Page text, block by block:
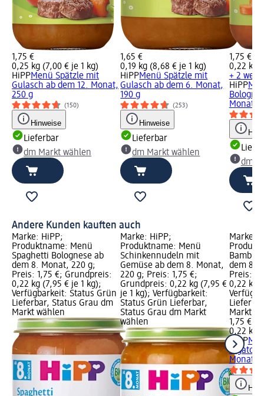
1,75 €
0,25 kg (7,00 € je 1 kg)
HiPPMenü Spätzle mit
Gulasch ab dem 12. Monat,
250 g
(150)
Hinweise
Lieferbar
dm Markt wählen
1,65 €
0,19 kg (8,68 € je 1 kg)
HiPPMenü Spätzle mit
Gulasch ab dem 6. Monat,
190 g
(253)
Hinweise
Lieferbar
dm Markt wählen
1,75 €
0,22 kg
+ 2
HiPP
Monat,
dm
Andere Kunden kauften auch
Marke: HiPP;
Produktname: Menü
Spaghetti Bolognese ab
dem 8. Monat, 220 g;
Preis: 1,75 €; Grundpreis:
0,22 kg (7,95 € je 1 kg);
Verfügbarkeit: Status Grün
Lieferbar, Status Grau dm
Markt wählen
Marke: HiPP;
Produktname: Menü
Schinkennudeln mit
Gemüse ab dem 8. Monat,
220 g; Preis: 1,75 €;
Grundpreis: 0,22 kg (7,95 €
je 1 kg); Verfügbarkeit:
Status Grün Lieferbar,
Status Grau dm Markt
wählen
Marke:
Bambini
dem 8.
Preis:
0,22 kg
Markt
1,75 €
0,22 kg
HiPP
Rigatoni
Monat,